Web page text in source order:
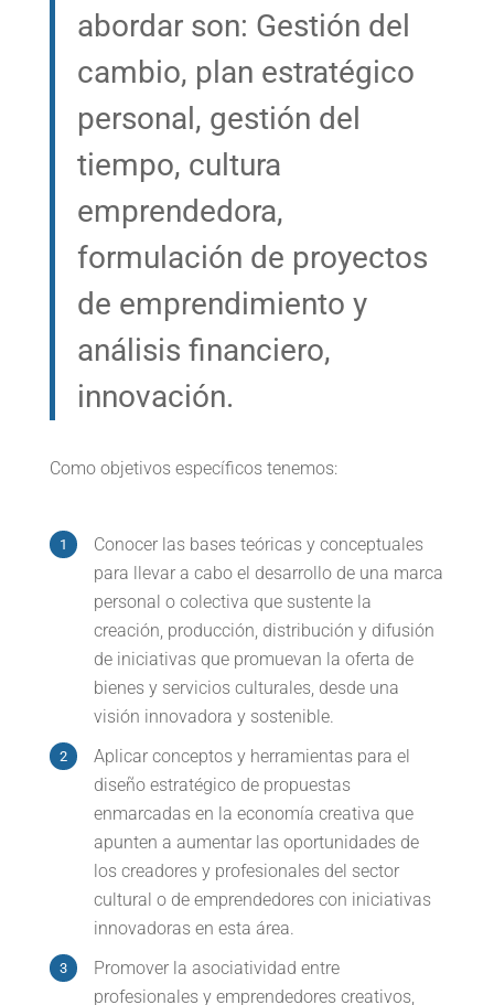
abordar son: Gestión del
cambio, plan estratégico
personal, gestión del
tiempo, cultura
emprendedora,
formulación de proyectos
de emprendimiento y
análisis financiero,
innovación.
Como objetivos específicos tenemos:
Conocer las bases teóricas y conceptuales
para llevar a cabo el desarrollo de una marca
personal o colectiva que sustente la
creación, producción, distribución y difusión
de iniciativas que promuevan la oferta de
bienes y servicios culturales, desde una
visión innovadora y sostenible.
Aplicar conceptos y herramientas para el
diseño estratégico de propuestas
enmarcadas en la economía creativa que
apunten a aumentar las oportunidades de
los creadores y profesionales del sector
cultural o de emprendedores con iniciativas
innovadoras en esta área.
Promover la asociatividad entre
profesionales y emprendedores creativos,